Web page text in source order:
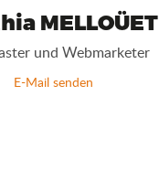
MELLOÜET
und Webmarketer
E-Mail senden